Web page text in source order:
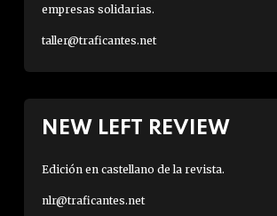
empresas solidarias.
taller@traficantes.net
NEW LEFT REVIEW
Edición en castellano de la revista.
nlr@traficantes.net